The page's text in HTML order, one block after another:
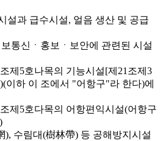
설과 급수시설, 얼음 생산 및 공급
통신ㆍ홍보ㆍ보안에 관련된 시설
제5호나목의 기능시설[제21조제3
이하 이 조에서 "어항구"라 한다)에
제5호다목의 어항편익시설(어항구
), 수림대(樹林帶) 등 공해방지시설